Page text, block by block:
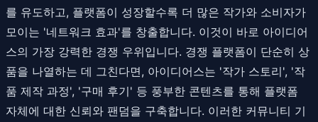
를 유도하고, 플랫폼이 성장할수록 더 많은 작가와 소비자가
모이는 '네트워크 효과'를 창출합니다. 이것이 바로 아이디어
스의 가장 강력한 경쟁 우위입니다. 경쟁 플랫폼이 단순히 상
품을 나열하는 데 그친다면, 아이디어스는 '작가 스토리', '작
품 제작 과정', '구매 후기' 등 풍부한 콘텐츠를 통해 플랫폼
자체에 대한 신뢰와 팬덤을 구축합니다. 이러한 커뮤니티 기